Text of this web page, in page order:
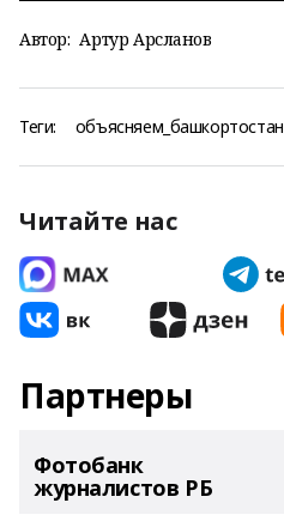
Автор: Артур Арсланов
Теги: объясняем_башкортостан
Читайте нас
Партнеры
Фотобанк
журналистов РБ